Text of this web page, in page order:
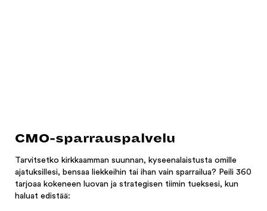
CMO-sparrauspalvelu
Tarvitsetko kirkkaamman suunnan, kyseenalaistusta omille
ajatuksillesi, bensaa liekkeihin tai ihan vain sparrailua? Peili 360
tarjoaa kokeneen luovan ja strategisen tiimin tueksesi, kun
haluat edistää: